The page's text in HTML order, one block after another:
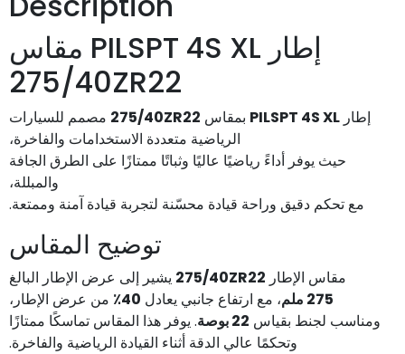
إطار PILSPT 4S XL مقاس
275/40ZR22
إطار PILSPT 4S XL بمقاس 275/40ZR22 مصمم للسيارات
الرياضية متعددة الاستخدامات والفاخرة،
حيث يوفر أداءً رياضيًا عاليًا وثباتًا ممتازًا على الطرق الجافة
والمبللة،
مع تحكم دقيق وراحة قيادة محسّنة لتجربة قيادة آمنة وممتعة.
توضيح المقاس
مقاس الإطار 275/40ZR22 يشير إلى عرض الإطار البالغ
275 ملم
، مع ارتفاع جانبي يعادل 40٪
من عرض الإطار،
ومناسب لجنط بقياس 22 بوصة
. يوفر هذا المقاس تماسكًا ممتازًا
وتحكمًا عالي الدقة أثناء القيادة الرياضية والفاخرة.